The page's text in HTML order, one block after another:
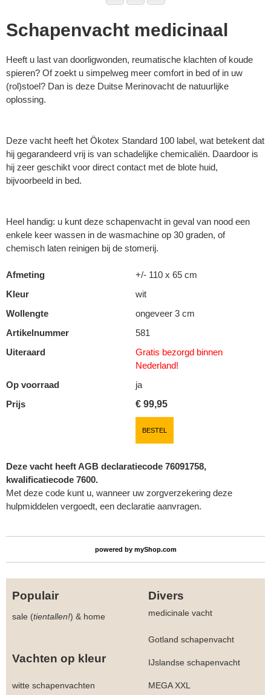
Schapenvacht medicinaal
Heeft u last van doorligwonden, reumatische klachten of koude
spieren? Of zoekt u simpelweg meer comfort in bed of in uw
(rol)stoel? Dan is deze Duitse Merinovacht de natuurlijke
oplossing.
Deze vacht heeft het Ökotex Standard 100 label, wat betekent dat
hij gegarandeerd vrij is van schadelijke chemicaliën. Daardoor is
hij zeer geschikt voor direct contact met de blote huid,
bijvoorbeeld in bed.
Heel handig: u kunt deze schapenvacht in geval van nood een
enkele keer wassen in de wasmachine op 30 graden, of
chemisch laten reinigen bij de stomerij.
Afmeting
+/- 110 x 65 cm
Kleur
wit
Wollengte
ongeveer 3 cm
Artikelnummer
581
Uiteraard
Gratis bezorgd binnen
Nederland!
Op voorraad
ja
Prijs
€ 99,95
BESTEL
Deze vacht heeft AGB declaratiecode 76091758,
kwalificatiecode 7600.
Met deze code kunt u, wanneer uw zorgverzekering deze
hulpmiddelen vergoedt, een declaratie aanvragen.
powered by myShop.com
Populair Divers
sale (tientallen!) & home medicinale vacht
Gotland schapenvacht
Vachten op kleur IJslandse schapenvacht
witte schapenvachten MEGA XXL